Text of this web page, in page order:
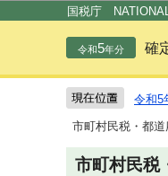
国税庁
令和5年分 確
令和5
市町村民税・都
市町村民税